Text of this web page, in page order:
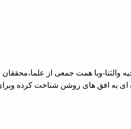
وبا همت جمعی از
ای به افق های روشن شناخت کرده